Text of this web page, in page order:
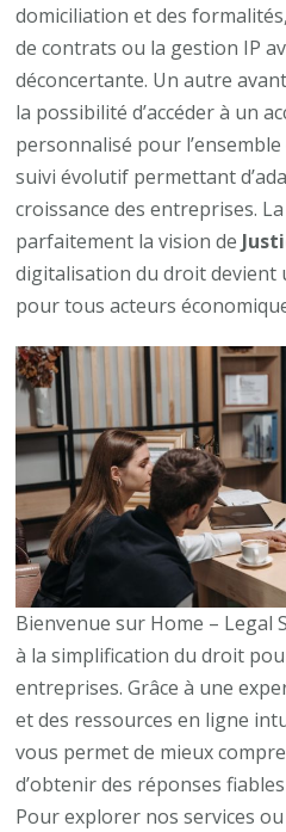
domiciliation et des
de contrats ou la gestion IP
déconcertante. Un autre
la possibilité d’accéder à un
personnalisé pour
suivi évolutif permettant
croissance des entreprises.
parfaitement la vision de
digitalisation du droit devient
pour tous acteurs
Bienvenue sur Home – Legal
à la simplification du droit
entreprises. Grâce à une
et des ressources en ligne
vous permet de mieux
d’obtenir des réponses
Pour explorer nos services